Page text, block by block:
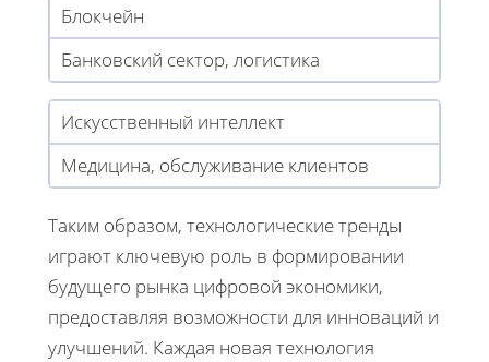
Блокчейн
Банковский сектор, логистика
Искусственный интеллект
Медицина, обслуживание клиентов
Таким образом, технологические тренды
играют ключевую роль в формировании
будущего рынка цифровой экономики,
предоставляя возможности для инноваций и
улучшений. Каждая новая технология